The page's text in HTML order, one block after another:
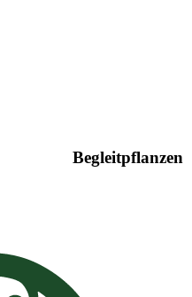
Begleitpflanzen